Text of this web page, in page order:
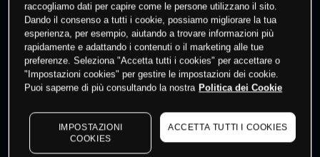
questo prodotto
Fai trading
I prezzi sono solo indicativi.
raccogliamo dati per capire come le persone utilizzano il sito.
Dando il consenso a tutti i cookie, possiamo migliorare la tua
esperienza, per esempio, aiutando a trovare informazioni più
rapidamente e adattando i contenuti o il marketing alle tue
preferenze. Seleziona "Accetta tutti i cookies" per accettare o
"Impostazioni cookies" per gestire le impostazioni dei cookie.
Puoi saperne di più consultando la nostra Politica dei Cookie
IMPOSTAZIONI
COOKIES
ACCETTA TUTTI I COOKIES